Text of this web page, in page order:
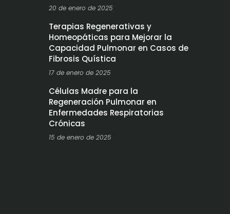
20 de enero de 2025
Terapias Regenerativas y
Homeopáticas para Mejorar la
Capacidad Pulmonar en Casos de
Fibrosis Quística
17 de enero de 2025
Células Madre para la
Regeneración Pulmonar en
Enfermedades Respiratorias
Crónicas
15 de enero de 2025